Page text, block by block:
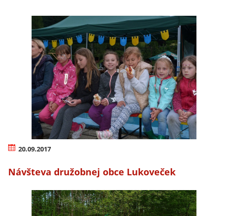
20.09.2017
Návšteva družobnej obce Lukoveček